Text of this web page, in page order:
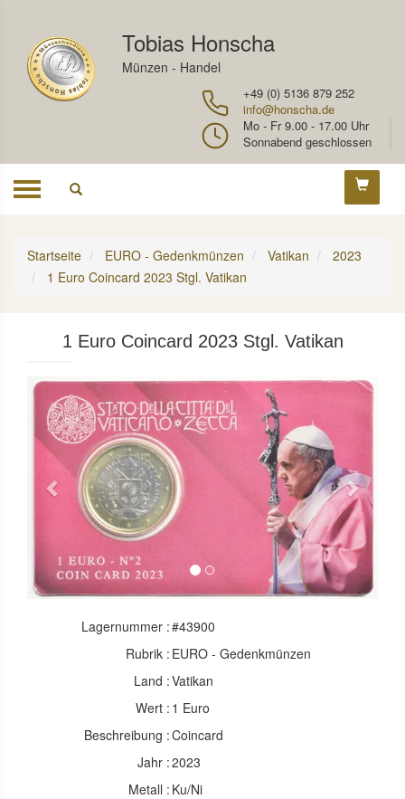
Tobias Honscha
Münzen - Handel
+49 (0) 5136 879 252
info@honscha.de
Mo - Fr 9.00 - 17.00 Uhr
Sonnabend geschlossen
Toggle
Startseite EURO - Gedenkmünzen Vatikan
2023
1 Euro Coincard 2023 Stgl. Vatikan
1 Euro Coincard 2023 Stgl. Vatikan
Previous Next
Lagernummer :#43900
Rubrik : EURO - Gedenkmünzen
Land :Vatikan
Wert : 1 Euro
Beschreibung :Coincard
Jahr :2023
Metall : Ku/Ni